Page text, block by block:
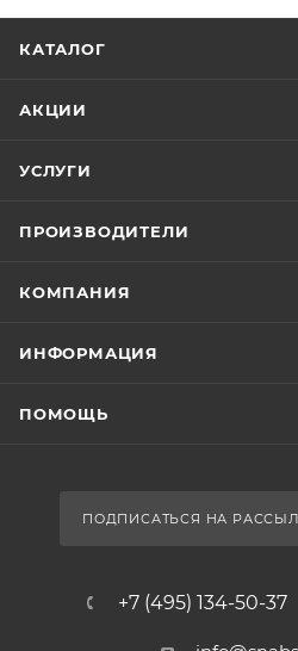
КАТАЛОГ
АКЦИИ
УСЛУГИ
ПРОИЗВОДИТЕЛИ
КОМПАНИЯ
ИНФОРМАЦИЯ
ПОМОЩЬ
ПОДПИСАТЬСЯ НА
+7 (495) 134-50-37